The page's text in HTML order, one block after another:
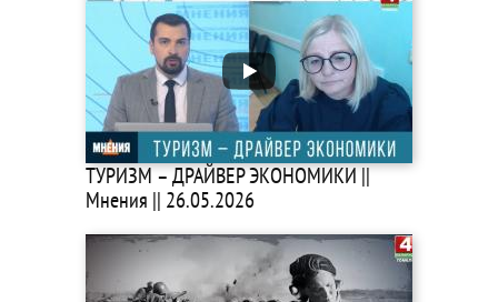
ТУРИЗМ – ДРАЙВЕР ЭКОНОМИКИ ||
Мнения || 26.05.2026